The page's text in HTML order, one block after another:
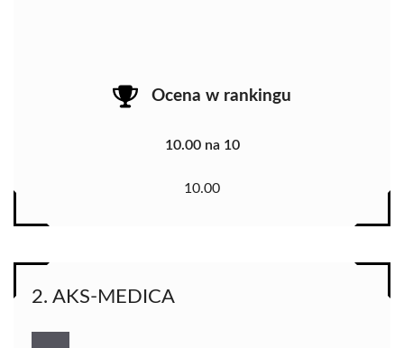
Ocena w rankingu
10.00 na 10
10.00
2. AKS-MEDICA